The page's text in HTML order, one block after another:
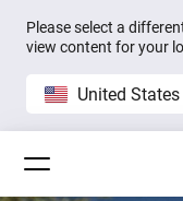
Please select a
view content for your
United States